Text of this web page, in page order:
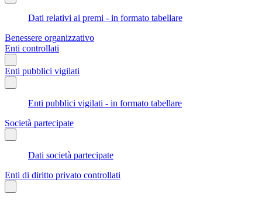
Dati relativi ai premi - in formato tabellare
Benessere organizzativo
Enti controllati
Enti pubblici vigilati
Enti pubblici vigilati - in formato tabellare
Società partecipate
Dati società partecipate
Enti di diritto privato controllati